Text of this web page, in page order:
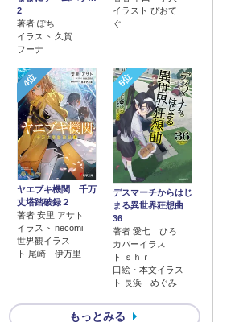
2
著者 ぽち
イラスト 久賀
フーナ
イラスト ぴおて
ぐ
4位
ヤエブキ機関 千万
丈塔踏破録２
著者 安里 アサト
イラスト necomi
世界観イラス
ト 尾崎 伊万里
5位
デスマーチからはじ
まる異世界狂想曲
36
著者 愛七 ひろ
カバーイラス
ト ｓｈｒｉ
口絵・本文イラス
ト 長浜 めぐみ
もっとみる